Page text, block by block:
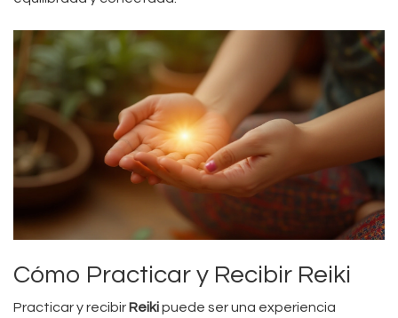
Cómo Practicar y Recibir Reiki
Practicar y recibirReikipuede ser una experiencia